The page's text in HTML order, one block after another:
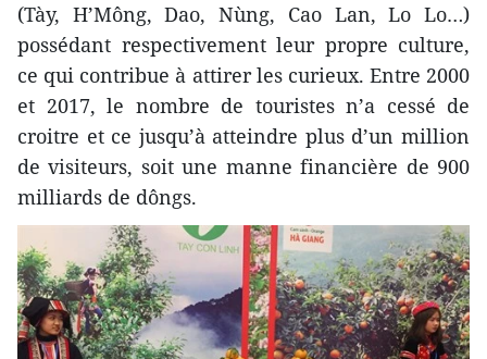
(Tày, H’Mông, Dao, Nùng, Cao Lan, Lo Lo…)
possédant respectivement leur propre culture,
ce qui contribue à attirer les curieux. Entre 2000
et 2017, le nombre de touristes n’a cessé de
croitre et ce jusqu’à atteindre plus d’un million
de visiteurs, soit une manne financière de 900
milliards de dôngs.